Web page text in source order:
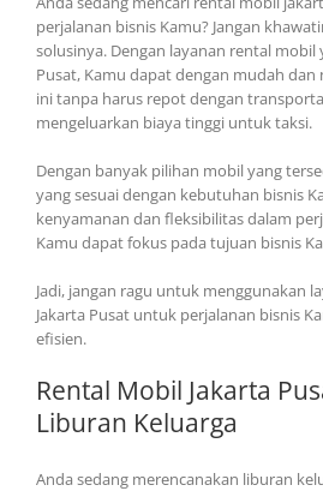
perjalanan bisnis Kamu? Jangan
solusinya. Dengan layanan rental mobil
Pusat, Kamu dapat dengan mudah
ini tanpa harus repot dengan
mengeluarkan biaya tinggi untuk taksi.
Dengan banyak pilihan mobil yang
yang sesuai dengan kebutuhan bisnis
kenyamanan dan fleksibilitas dalam
Kamu dapat fokus pada tujuan bisnis
Jadi, jangan ragu untuk menggunakan
Jakarta Pusat untuk perjalanan bisnis
efisien.
Rental Mobil Jakarta
Liburan Keluarga
Anda sedang merencanakan liburan